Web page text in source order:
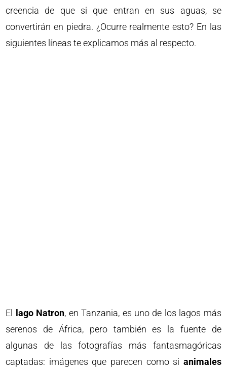
creencia de que si que entran en sus aguas, se
convertirán en piedra. ¿Ocurre realmente esto? En las
siguientes líneas te explicamos más al respecto.
El lago Natron, en Tanzania, es uno de los lagos más
serenos de África, pero también es la fuente de
algunas de las fotografías más fantasmagóricas
captadas: imágenes que parecen como si animales